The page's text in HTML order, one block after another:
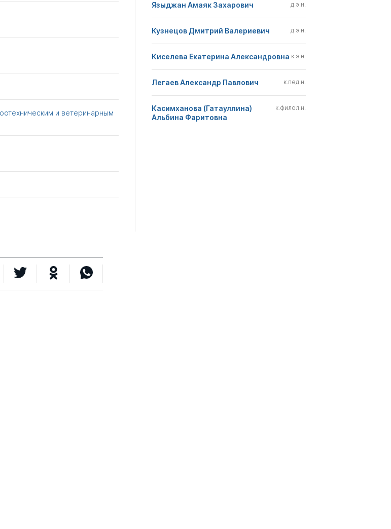
и ветеринарным
Языджан Амаяк Захарович д.э.н.
Кузнецов Дмитрий Валериевич д.э.н.
Киселева Екатерина Александровна к.э.н.
Легаев Александр Павлович к.пед.н.
Касимханова (Гатауллина)
Альбина Фаритовна
к.филол.н.